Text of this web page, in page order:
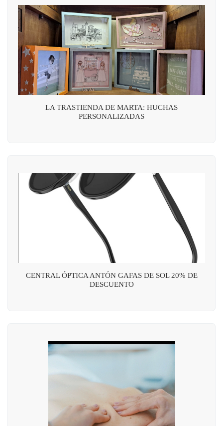
LA TRASTIENDA DE MARTA: HUCHAS
PERSONALIZADAS
CENTRAL ÓPTICA ANTÓN GAFAS DE SOL 20% DE
DESCUENTO